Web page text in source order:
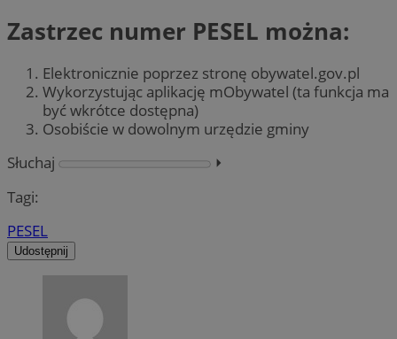
Zastrzec numer PESEL można:
Elektronicznie poprzez stronę obywatel.gov.pl
Wykorzystując aplikację mObywatel (ta funkcja ma
być wkrótce dostępna)
Osobiście w dowolnym urzędzie gminy
Słuchaj
⏵︎
Tagi:
PESEL
Udostępnij